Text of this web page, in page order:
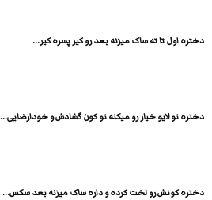
دختره اول تا ته ساک میزنه بعد رو کیر پسره کیر...
دختره تو لایو خیار رو میکنه تو کون گشادش و خودارضایی...
دختره کونش رو لخت کرده و داره ساک میزنه بعد سکس...